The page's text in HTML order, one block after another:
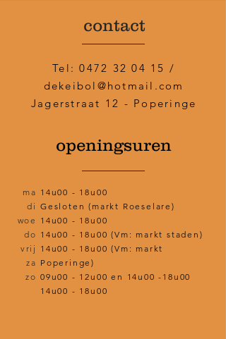
contact
Tel:0472 32 04 15 /
dekeibol@hotmail.com
Jagerstraat 12 - Poperinge
openingsuren
ma
di
woe
do
vrij
za
zo
14u00 - 18u00
Gesloten (markt Roeselare)
14u00 - 18u00
14u00 - 18u00 (Vm: markt staden)
14u00 - 18u00 (Vm: markt
Poperinge)
09u00 - 12u00 en 14u00 -18u00
14u00 - 18u00